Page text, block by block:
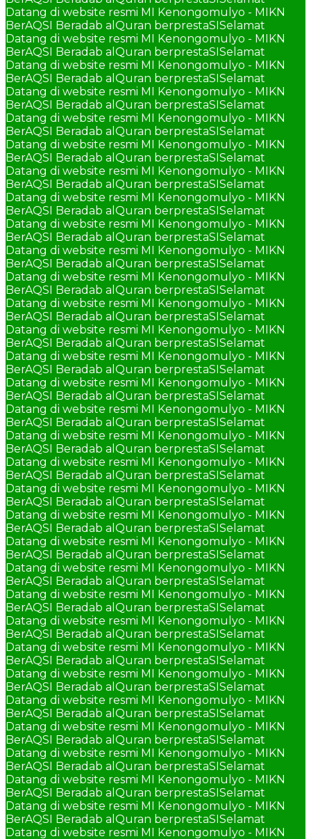
Datang di website resmi MI Kenongomulyo - MIKN
BerAQSI Beradab alQuran berprestaSISelamat
Datang di website resmi MI Kenongomulyo - MIKN
BerAQSI Beradab alQuran berprestaSISelamat
Datang di website resmi MI Kenongomulyo - MIKN
BerAQSI Beradab alQuran berprestaSISelamat
Datang di website resmi MI Kenongomulyo - MIKN
BerAQSI Beradab alQuran berprestaSISelamat
Datang di website resmi MI Kenongomulyo - MIKN
BerAQSI Beradab alQuran berprestaSISelamat
Datang di website resmi MI Kenongomulyo - MIKN
BerAQSI Beradab alQuran berprestaSISelamat
Datang di website resmi MI Kenongomulyo - MIKN
BerAQSI Beradab alQuran berprestaSISelamat
Datang di website resmi MI Kenongomulyo - MIKN
BerAQSI Beradab alQuran berprestaSISelamat
Datang di website resmi MI Kenongomulyo - MIKN
BerAQSI Beradab alQuran berprestaSISelamat
Datang di website resmi MI Kenongomulyo - MIKN
BerAQSI Beradab alQuran berprestaSISelamat
Datang di website resmi MI Kenongomulyo - MIKN
BerAQSI Beradab alQuran berprestaSISelamat
Datang di website resmi MI Kenongomulyo - MIKN
BerAQSI Beradab alQuran berprestaSISelamat
Datang di website resmi MI Kenongomulyo - MIKN
BerAQSI Beradab alQuran berprestaSISelamat
Datang di website resmi MI Kenongomulyo - MIKN
BerAQSI Beradab alQuran berprestaSISelamat
Datang di website resmi MI Kenongomulyo - MIKN
BerAQSI Beradab alQuran berprestaSISelamat
Datang di website resmi MI Kenongomulyo - MIKN
BerAQSI Beradab alQuran berprestaSISelamat
Datang di website resmi MI Kenongomulyo - MIKN
BerAQSI Beradab alQuran berprestaSISelamat
Datang di website resmi MI Kenongomulyo - MIKN
BerAQSI Beradab alQuran berprestaSISelamat
Datang di website resmi MI Kenongomulyo - MIKN
BerAQSI Beradab alQuran berprestaSISelamat
Datang di website resmi MI Kenongomulyo - MIKN
BerAQSI Beradab alQuran berprestaSISelamat
Datang di website resmi MI Kenongomulyo - MIKN
BerAQSI Beradab alQuran berprestaSISelamat
Datang di website resmi MI Kenongomulyo - MIKN
BerAQSI Beradab alQuran berprestaSISelamat
Datang di website resmi MI Kenongomulyo - MIKN
BerAQSI Beradab alQuran berprestaSISelamat
Datang di website resmi MI Kenongomulyo - MIKN
BerAQSI Beradab alQuran berprestaSISelamat
Datang di website resmi MI Kenongomulyo - MIKN
BerAQSI Beradab alQuran berprestaSISelamat
Datang di website resmi MI Kenongomulyo - MIKN
BerAQSI Beradab alQuran berprestaSISelamat
Datang di website resmi MI Kenongomulyo - MIKN
BerAQSI Beradab alQuran berprestaSISelamat
Datang di website resmi MI Kenongomulyo - MIKN
BerAQSI Beradab alQuran berprestaSISelamat
Datang di website resmi MI Kenongomulyo - MIKN
BerAQSI Beradab alQuran berprestaSISelamat
Datang di website resmi MI Kenongomulyo - MIKN
BerAQSI Beradab alQuran berprestaSISelamat
Datang di website resmi MI Kenongomulyo - MIKN
BerAQSI Beradab alQuran berprestaSISelamat
Datang di website resmi MI Kenongomulyo - MIKN